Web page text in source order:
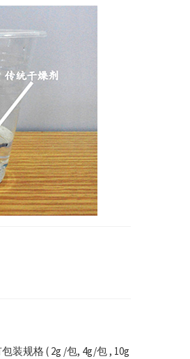
装规格 ( 2g /包, 4g/包 , 10g